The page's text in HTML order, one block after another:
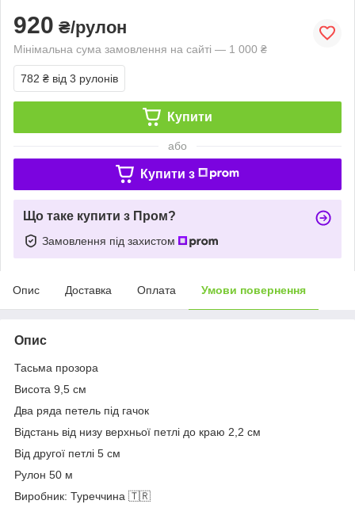
920 ₴/рулон
Мінімальна сума замовлення на сайті — 1 000 ₴
782 ₴ від 3 рулонів
Купити
або
Купити з
Що таке купити з Пром?
Замовлення під захистом
Опис Доставка Оплата Умови повернення
Опис
Тасьма прозора
Висота 9,5 см
Два ряда петель під гачок
Відстань від низу верхньої петлі до краю 2,2 см
Від другої петлі 5 см
Рулон 50 м
Виробник: Туреччина 🇹🇷